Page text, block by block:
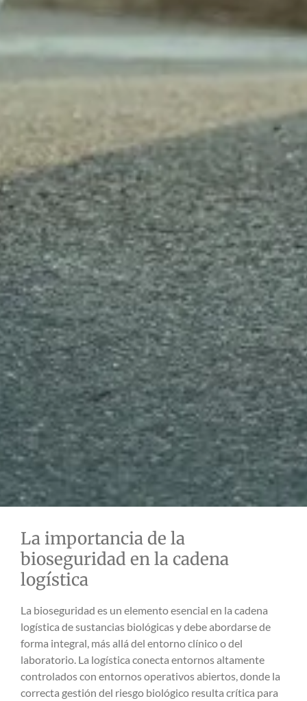
La importancia de la
bioseguridad en la cadena
logística
La bioseguridad es un elemento esencial en la cadena
logística de sustancias biológicas y debe abordarse de
forma integral, más allá del entorno clínico o del
laboratorio. La logística conecta entornos altamente
controlados con entornos operativos abiertos, donde la
correcta gestión del riesgo biológico resulta crítica para